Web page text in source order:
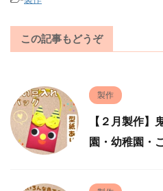
この記事もどうぞ
製作
【２月製作】
園・幼稚園・